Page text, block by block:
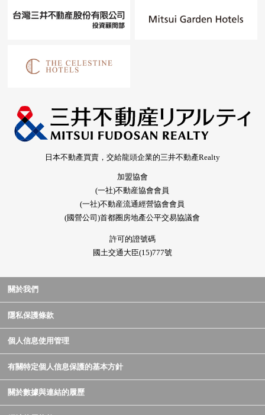
日本不動產買賣，交給龍頭企業的三井不動產Realty
加盟協會
(一社)不動産協會會員
(一社)不動産流通經營協會會員
(國營公司)首都圈房地產公平交易協議會
許可的證號碼
國土交通大臣(15)777號
關於我們
隱私保護條款
個人信息使用管理
有關特定個人信息保護的基本方針
關於數據與連結的履歷